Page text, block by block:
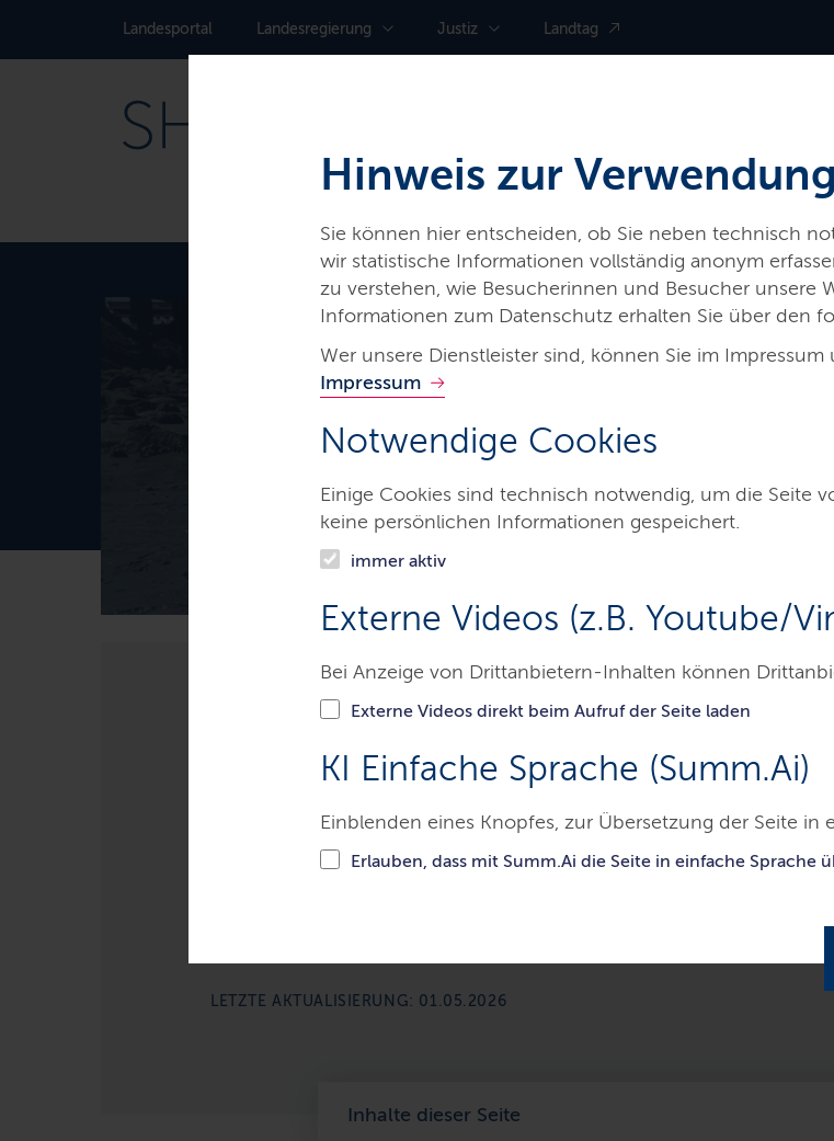
Hinweis zur
Sie können hier entscheiden, ob Sie neben technisch
wir statistische Informationen vollständig anonym
zu verstehen, wie Besucherinnen und Besucher unsere
Informationen zum Datenschutz erhalten Sie über den
Wer unsere Dienstleister sind, können Sie im
Impressum
Notwendige Cookies
Einige Cookies sind technisch notwendig, um die Seite
keine persönlichen Informationen gespeichert.
immer aktiv
Externe Videos (z.B. Youtube/
Bei Anzeige von Drittanbietern-Inhalten können
Externe Videos direkt beim Aufruf der Seite laden
KI Einfache Sprache (Summ.Ai)
Einblenden eines Knopfes, zur Übersetzung der Seite in
Erlauben, dass mit Summ.Ai die Seite in einfache Sprache
Landes­portal Landes­regierung Justiz Landtag
Ferientermine in
Schleswig-Holstein
Bildung & Hochschulen Ferientermine Wechsel nach
Wechsel nach Schleswig-
LETZTE AKTUALISIERUNG: 01.05.2026
Inhalte dieser Seite